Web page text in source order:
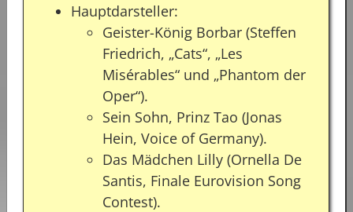
Hauptdarsteller:
Geister-König Borbar (Steffen
Friedrich, „Cats“, „Les
Misérables“ und „Phantom der
Oper“).
Sein Sohn, Prinz Tao (Jonas
Hein, Voice of Germany).
Das Mädchen Lilly (Ornella De
Santis, Finale Eurovision Song
Contest).